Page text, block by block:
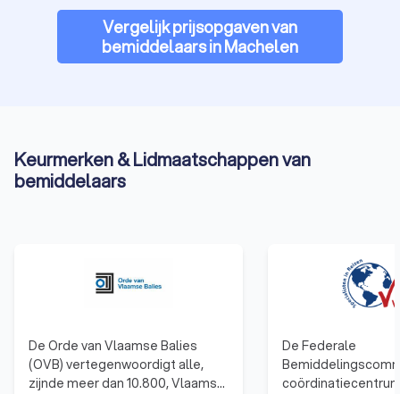
Vergelijk prijsopgaven van
bemiddelaars in Machelen
Keurmerken & Lidmaatschappen van
bemiddelaars
De Orde van Vlaamse Balies
(OVB) vertegenwoordigt alle,
zijnde meer dan 10.800, Vlaamse
De Federale